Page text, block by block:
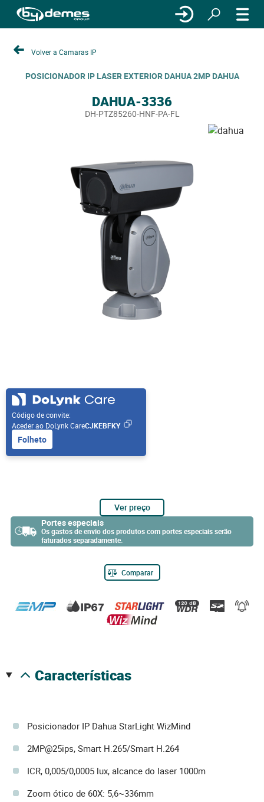
Volver a Camaras IP
POSICIONADOR IP LASER EXTERIOR DAHUA 2MP DAHUA
DAHUA-3336
DH-PTZ85260-HNF-PA-FL
Código de convite:
Aceder ao DoLynk CareCJKEBFKY
Folheto
Ver preço
Portes especiais
Os gastos de envio dos produtos com portes especiais serão
faturados separadamente.
Comparar
características
Posicionador IP Dahua StarLight WizMind
2MP@25ips, Smart H.265/Smart H.264
ICR, 0,005/0,0005 lux, alcance do laser 1000m
Zoom ótico de 60X: 5,6~336mm